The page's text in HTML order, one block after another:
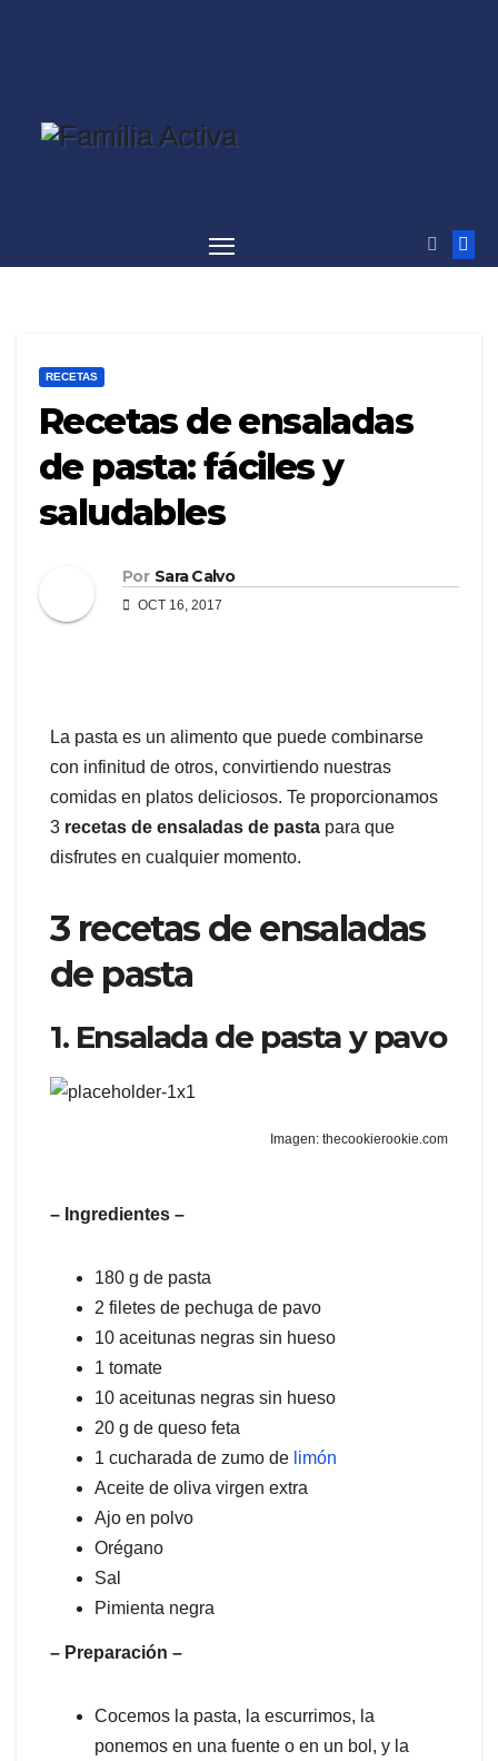
RECETAS
Recetas de ensaladas
de pasta: fáciles y
saludables
Por Sara Calvo
OCT 16, 2017
La pasta es un alimento que puede combinarse
con infinitud de otros, convirtiendo nuestras
comidas en platos deliciosos. Te proporcionamos
3 recetas de ensaladas de pasta para que
disfrutes en cualquier momento.
3 recetas de ensaladas
de pasta
1. Ensalada de pasta y pavo
Imagen: thecookierookie.com
– Ingredientes –
180 g de pasta
2 filetes de pechuga de pavo
10 aceitunas negras sin hueso
1 tomate
10 aceitunas negras sin hueso
20 g de queso feta
1 cucharada de zumo de limón
Aceite de oliva virgen extra
Ajo en polvo
Orégano
Sal
Pimienta negra
– Preparación –
Cocemos la pasta, la escurrimos, la
ponemos en una fuente o en un bol, y la